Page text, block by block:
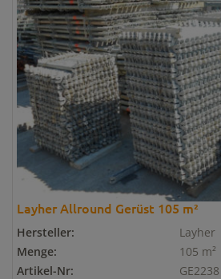
Layher Allround Gerüst 105 m²
Hersteller:
Layher
Menge:
105 m²
Artikel-Nr:
GE2238